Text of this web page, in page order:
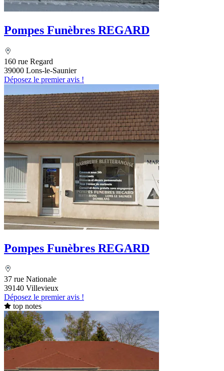
Pompes Funèbres REGARD
160 rue Regard
39000 Lons-le-Saunier
Déposez le premier avis !
Pompes Funèbres REGARD
37 rue Nationale
39140 Villevieux
Déposez le premier avis !
top notes